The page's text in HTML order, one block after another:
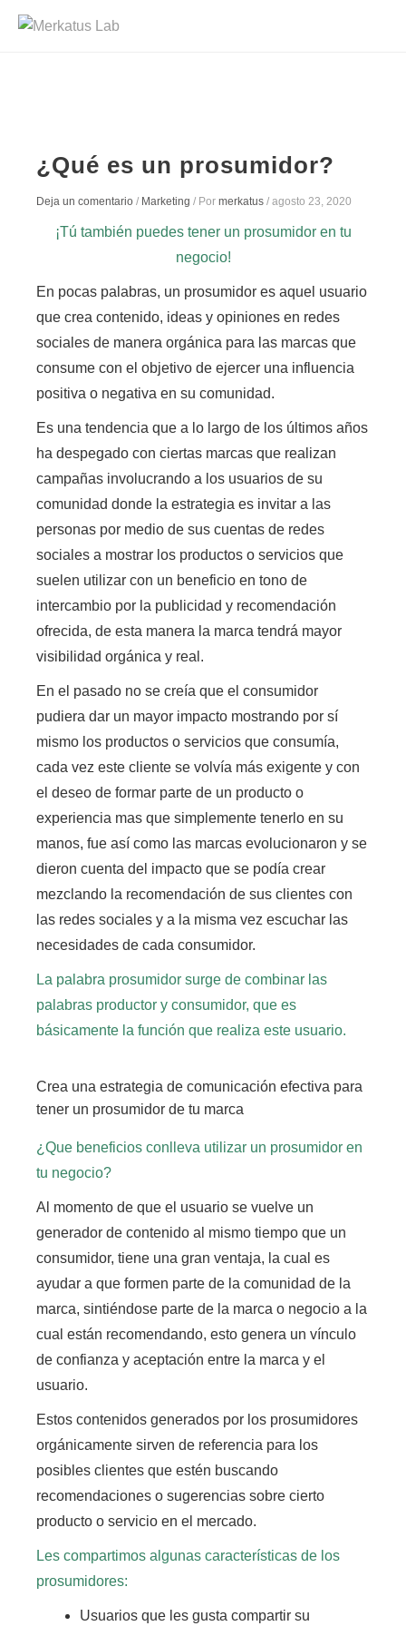
¿Qué es un prosumidor?
Deja un comentario / Marketing / Por merkatus / agosto 23, 2020
¡Tú también puedes tener un prosumidor en tu
negocio!
En pocas palabras, un prosumidor es aquel usuario
que crea contenido, ideas y opiniones en redes
sociales de manera orgánica para las marcas que
consume con el objetivo de ejercer una influencia
positiva o negativa en su comunidad.
Es una tendencia que a lo largo de los últimos años
ha despegado con ciertas marcas que realizan
campañas involucrando a los usuarios de su
comunidad donde la estrategia es invitar a las
personas por medio de sus cuentas de redes
sociales a mostrar los productos o servicios que
suelen utilizar con un beneficio en tono de
intercambio por la publicidad y recomendación
ofrecida, de esta manera la marca tendrá mayor
visibilidad orgánica y real.
En el pasado no se creía que el consumidor
pudiera dar un mayor impacto mostrando por sí
mismo los productos o servicios que consumía,
cada vez este cliente se volvía más exigente y con
el deseo de formar parte de un producto o
experiencia mas que simplemente tenerlo en su
manos, fue así como las marcas evolucionaron y se
dieron cuenta del impacto que se podía crear
mezclando la recomendación de sus clientes con
las redes sociales y a la misma vez escuchar las
necesidades de cada consumidor.
La palabra prosumidor surge de combinar las
palabras productor y consumidor, que es
básicamente la función que realiza este usuario.
Crea una estrategia de comunicación efectiva para
tener un prosumidor de tu marca
¿Que beneficios conlleva utilizar un prosumidor en
tu negocio?
Al momento de que el usuario se vuelve un
generador de contenido al mismo tiempo que un
consumidor, tiene una gran ventaja, la cual es
ayudar a que formen parte de la comunidad de la
marca, sintiéndose parte de la marca o negocio a la
cual están recomendando, esto genera un vínculo
de confianza y aceptación entre la marca y el
usuario.
Estos contenidos generados por los prosumidores
orgánicamente sirven de referencia para los
posibles clientes que estén buscando
recomendaciones o sugerencias sobre cierto
producto o servicio en el mercado.
Les compartimos algunas características de los
prosumidores:
Usuarios que les gusta compartir su